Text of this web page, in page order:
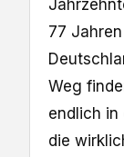
77
Weg
endlich in
die